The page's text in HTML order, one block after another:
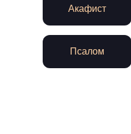
Акафист
Псалом